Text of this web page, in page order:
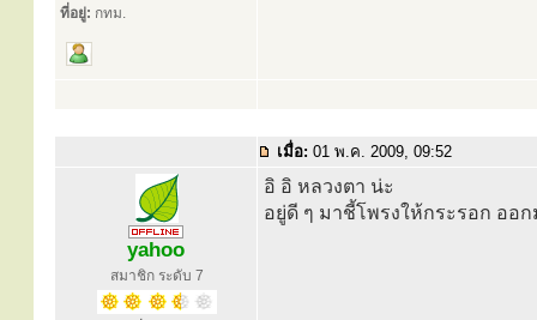
ที่อยู่: กทม.
เมื่อ: 01 พ.ค. 2009, 09:52
yahoo
สมาชิก ระดับ 7
อิ อิ หลวงตา น่ะ
อยู่ดี ๆ มาชี้โพรงให้กระรอก ออ